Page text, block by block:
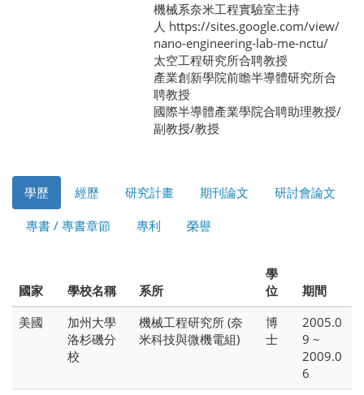
機械系奈米工程實驗室主持
人 https://sites.google.com/view/
nano-engineering-lab-me-nctu/
太空工程研究所合聘教授
產業創新學院前瞻半導體研究所合
聘教授
國際半導體產業學院合聘助理教授/
副教授/教授
學歷 經歷 研究計畫 期刊論文 研討會論文
專書 / 專書章節 專利 榮譽
國家 學校名稱 系所
學
位
期間
美國
加州大學
洛杉磯分
校
機械工程研究所 (奈
米科技與微機電組)
博
士
2005.0
9 ~
2009.0
6